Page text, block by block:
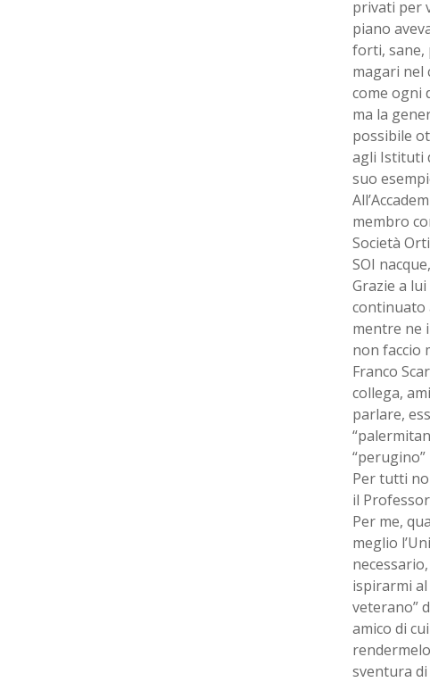
privati per
piano
forti, sane,
magari nel
come ogni
ma la
possibile
agli Istituti
suo
membro
Società
SOI
Grazie a
continuato
mentre ne
non faccio
Franco
collega,
parlare,
Per tutti
il
Per me,
meglio
ispirarmi
veterano”
amico di
sventura